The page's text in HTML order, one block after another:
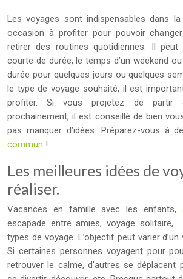
Les voyages sont indispensables dans la
occasion à profiter pour pouvoir
retirer des routines quotidiennes. Il peut
courte de durée, le temps d’un weekend
durée pour quelques jours ou quelques
le type de voyage souhaité, il est
profiter. Si vous projetez de partir
prochainement, il est conseillé de bien
pas manquer d’idées. Préparez-vous à
commun !
Les meilleures idées de
réaliser.
Vacances en famille avec les enfants,
escapade entre amies, voyage solitaire,
types de voyage. L’objectif peut varier
Si certaines personnes voyagent pour
retrouver le calme, d’autres se déplacent